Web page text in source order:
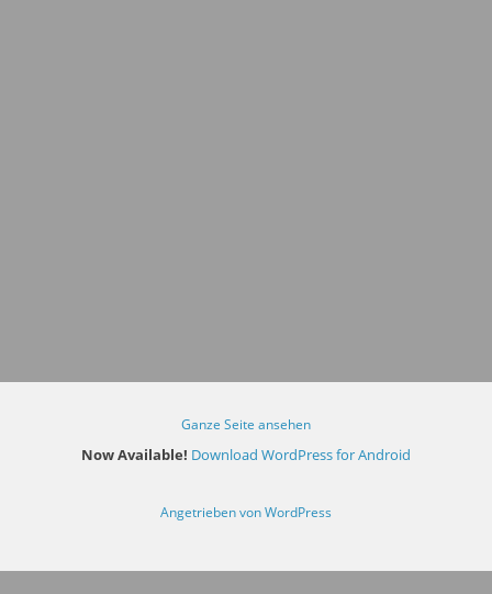
Ganze Seite ansehen
Now Available! Download WordPress for Android
Angetrieben von WordPress